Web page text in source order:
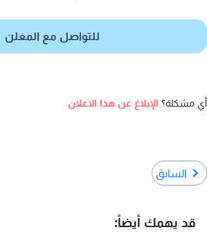
للتواصل مع المعلن
أي مشكلة؟ الإبلاغ عن هذا الاعلان
السابق
قد يهمك أيضاً: